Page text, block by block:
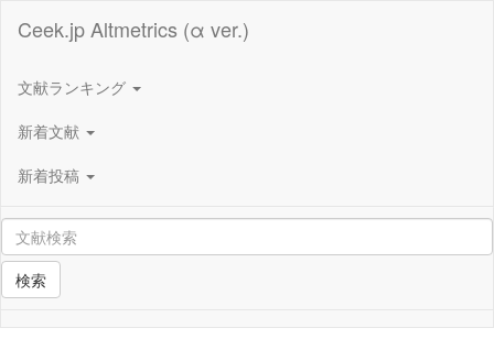
Ceek.jp Altmetrics (α ver.)
文献ランキング
新着文献
新着投稿
検索